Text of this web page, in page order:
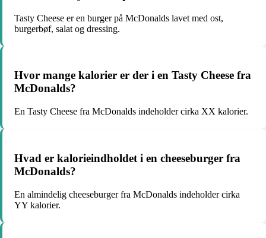
Tasty Cheese er en burger på McDonalds lavet med ost,
burgerbøf, salat og dressing.
Hvor mange kalorier er der i en Tasty Cheese fra
McDonalds?
En Tasty Cheese fra McDonalds indeholder cirka XX kalorier.
Hvad er kalorieindholdet i en cheeseburger fra
McDonalds?
En almindelig cheeseburger fra McDonalds indeholder cirka
YY kalorier.